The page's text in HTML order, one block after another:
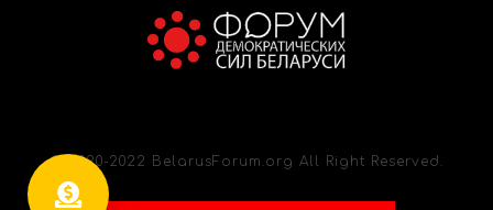
© 2020-2022 BelarusForum.org All Right Reserved.